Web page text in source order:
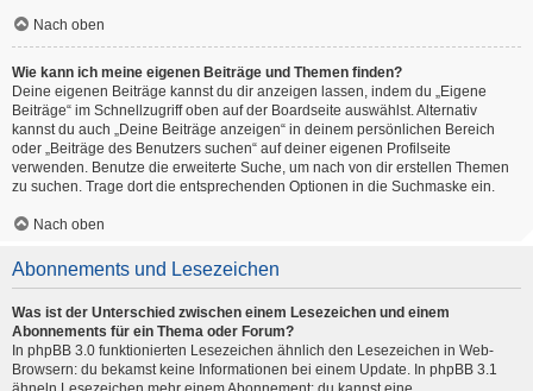
Nach oben
Wie kann ich meine eigenen Beiträge und Themen finden?
Deine eigenen Beiträge kannst du dir anzeigen lassen, indem du „Eigene
Beiträge“ im Schnellzugriff oben auf der Boardseite auswählst. Alternativ
kannst du auch „Deine Beiträge anzeigen“ in deinem persönlichen Bereich
oder „Beiträge des Benutzers suchen“ auf deiner eigenen Profilseite
verwenden. Benutze die erweiterte Suche, um nach von dir erstellen Themen
zu suchen. Trage dort die entsprechenden Optionen in die Suchmaske ein.
Nach oben
Abonnements und Lesezeichen
Was ist der Unterschied zwischen einem Lesezeichen und einem
Abonnements für ein Thema oder Forum?
In phpBB 3.0 funktionierten Lesezeichen ähnlich den Lesezeichen in Web-
Browsern: du bekamst keine Informationen bei einem Update. In phpBB 3.1